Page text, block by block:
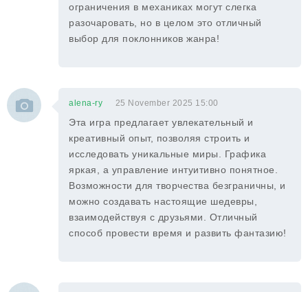
ограничения в механиках могут слегка
разочаровать, но в целом это отличный
выбор для поклонников жанра!
alena-ry 25 November 2025 15:00
Эта игра предлагает увлекательный и
креативный опыт, позволяя строить и
исследовать уникальные миры. Графика
яркая, а управление интуитивно понятное.
Возможности для творчества безграничны, и
можно создавать настоящие шедевры,
взаимодействуя с друзьями. Отличный
способ провести время и развить фантазию!